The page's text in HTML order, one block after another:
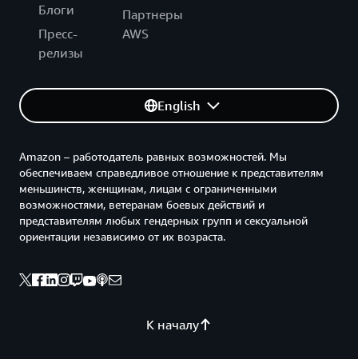
Блоги
Пресс-
релизы
Партнеры
AWS
English
К началу
Amazon – работодатель равных возможностей. Мы
обеспечиваем справедливое отношение к представителям
меньшинств, женщинам, лицам с ограниченными
возможностями, ветеранам боевых действий и
представителям любых гендерных групп и сексуальной
ориентации независимо от их возраста.